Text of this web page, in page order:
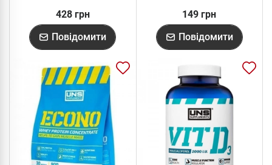
428 грн
Повідомити
149 грн
Повідомити